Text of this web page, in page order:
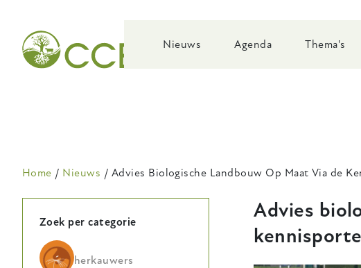
main
navigation
Nieuws Agenda Thema's
Kruimelpad
Home Nieuws Advies Biologische Landbouw Op Maat Via de
Advies
Zoek per categorie
herkauwers